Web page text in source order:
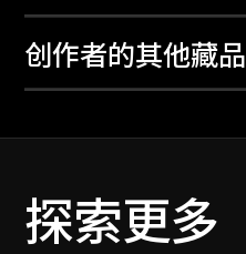
创作者的其他藏品
探索更多